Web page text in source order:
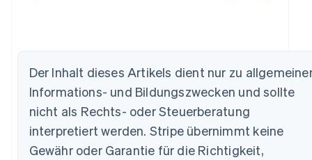
Der Inhalt dieses Artikels dient nur zu
Informations- und Bildungszwecken und sollte
nicht als Rechts- oder Steuerberatung
interpretiert werden. Stripe übernimmt keine
Gewähr oder Garantie für die Richtigkeit,
Australien
English
Belgien
NederlandsFrançaisDeutschEnglish
Brasilien